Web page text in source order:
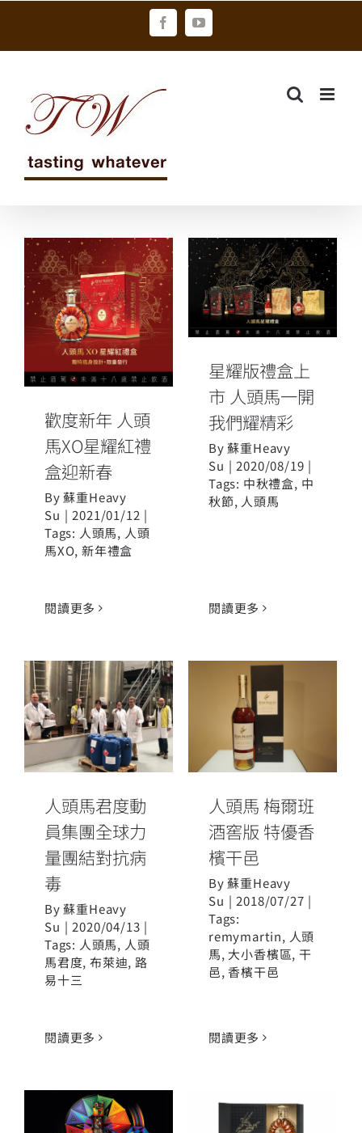
FacebookYouTube
歡度新年 人頭
馬XO星耀紅禮
盒迎新春
歡度新年 人頭
馬XO星耀紅禮
盒迎新春
By蘇重Heavy
Su | 2021/01/12 |
Tags: 人頭馬, 人頭
馬XO,新年禮盒
閱讀更多
星耀版禮盒上
市 人頭馬一開
我們耀精彩
星耀版禮盒上
市 人頭馬一開
我們耀精彩
By蘇重Heavy
Su | 2020/08/19 |
Tags: 中秋禮盒, 中
秋節, 人頭馬
閱讀更多
人頭馬君度動
員集團全球力
量團結對抗病
毒
人頭馬君度動
員集團全球力
量團結對抗病
毒
By蘇重Heavy
Su | 2020/04/13 |
Tags: 人頭馬, 人頭
馬君度,布萊迪, 路
易十三
閱讀更多
人頭馬 梅爾班
酒窖版 特優香
檳干邑
人頭馬 梅爾班
酒窖版 特優香
檳干邑
By蘇重Heavy
Su | 2018/07/27 |
Tags:
remymartin, 人頭
馬, 大小香檳區,干
邑,香檳干邑
閱讀更多